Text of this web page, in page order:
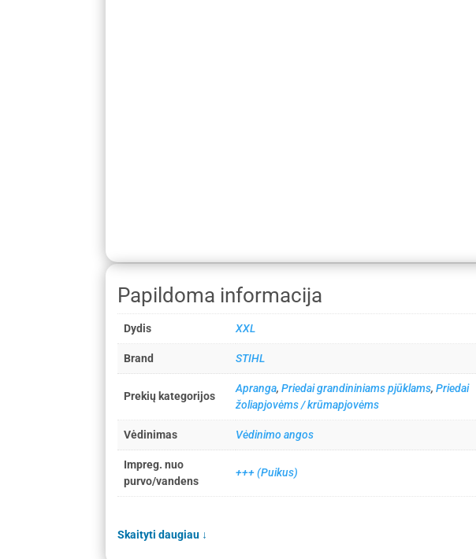
Papildoma informacija
Dydis XXL
Brand STIHL
Prekių kategorijos
Apranga,Priedai grandininiams pjūklams,Priedai
žoliapjovėms / krūmapjovėms
Vėdinimas Vėdinimo angos
Impreg. nuo
purvo/vandens
+++ (Puikus)
Skaityti daugiau ↓